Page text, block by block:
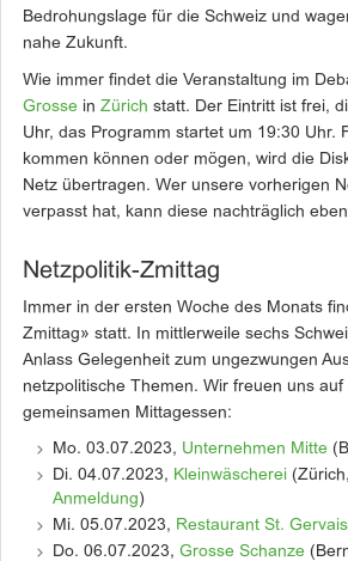
Bedrohungslage für die Schweiz und
nahe Zukunft.
Wie immer findet die Veranstaltung im
Grosse in Zürich statt. Der Eintritt ist frei,
Uhr, das Programm startet um 19:30 Uhr.
kommen können oder mögen, wird die
Netz übertragen. Wer unsere vorherigen
verpasst hat, kann diese nachträglich
Netzpolitik-Zmittag
Immer in der ersten Woche des Monats
Zmittag» statt. In mittlerweile sechs
Anlass Gelegenheit zum ungezwungen
netzpolitische Themen. Wir freuen uns auf
gemeinsamen Mittagessen:
Mo. 03.07.2023, Unternehmen Mitte
Di. 04.07.2023, Kleinwäscherei
Anmeldung)
Mi. 05.07.2023, Restaurant St. Gervais
Do. 06.07.2023, Grosse Schanze